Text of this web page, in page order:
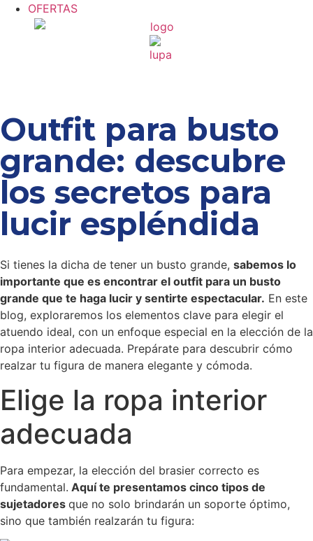
OFERTAS
Outfit para busto
grande: descubre
los secretos para
lucir espléndida
Si tienes la dicha de tener un busto grande, sabemos lo
importante que es encontrar el outfit para un busto
grande que te haga lucir y sentirte espectacular. En este
blog, exploraremos los elementos clave para elegir el
atuendo ideal, con un enfoque especial en la elección de la
ropa interior adecuada. Prepárate para descubrir cómo
realzar tu figura de manera elegante y cómoda.
Elige la ropa interior
adecuada
Para empezar, la elección del brasier correcto es
fundamental. Aquí te presentamos cinco tipos de
sujetadores que no solo brindarán un soporte óptimo,
sino que también realzarán tu figura: